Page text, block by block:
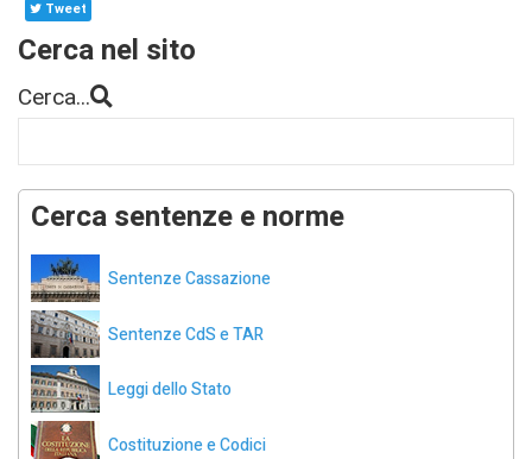
Tweet
Cerca nel sito
Cerca...
Cerca sentenze e norme
Sentenze Cassazione
Sentenze CdS e TAR
Leggi dello Stato
Costituzione e Codici